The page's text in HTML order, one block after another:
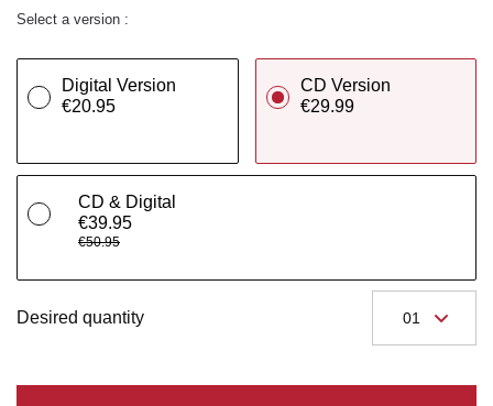
Select a version :
Digital Version
€20.95
CD Version
€29.99
CD & Digital
€39.95
€50.95
Desired quantity